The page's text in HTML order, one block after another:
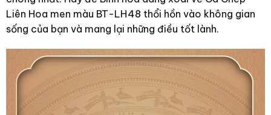
Liên Hoa men màu BT-LH48 thổi hồn vào không gian
sống của bạn và mang lại những điều tốt lành.